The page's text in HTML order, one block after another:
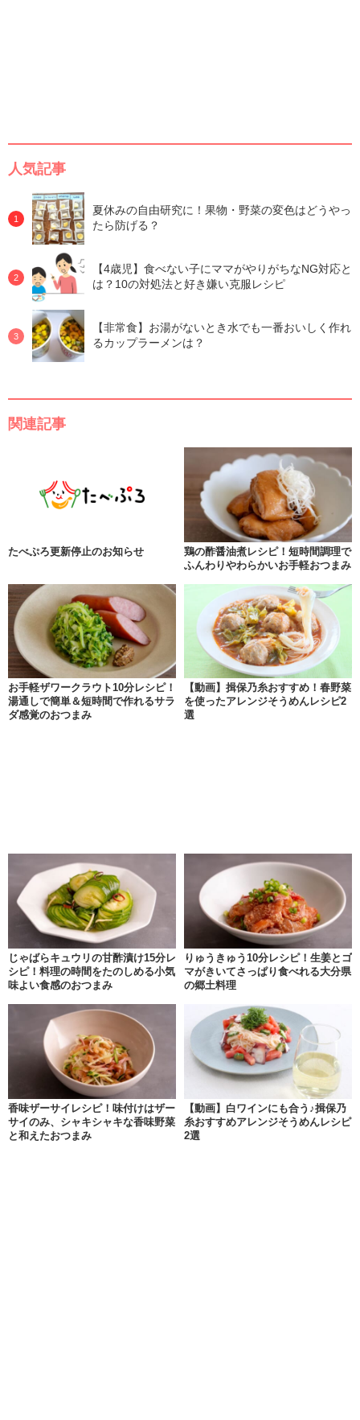
人気記事
夏休みの自由研究に！果物・野菜の変色はどうやっ
たら防げる？
【4歳児】食べない子にママがやりがちなNG対応と
は？10の対処法と好き嫌い克服レシピ
【非常食】お湯がないとき水でも一番おいしく作れ
るカップラーメンは？
関連記事
たべぷろ更新停止のお知らせ
鶏の酢醤油煮レシピ！短時間調理で
ふんわりやわらかいお手軽おつまみ
お手軽ザワークラウト10分レシピ！
湯通しで簡単＆短時間で作れるサラ
ダ感覚のおつまみ
【動画】揖保乃糸おすすめ！春野菜
を使ったアレンジそうめんレシピ2
選
じゃばらキュウリの甘酢漬け15分レ
シピ！料理の時間をたのしめる小気
味よい食感のおつまみ
りゅうきゅう10分レシピ！生姜とゴ
マがきいてさっぱり食べれる大分県
の郷土料理
香味ザーサイレシピ！味付けはザー
サイのみ、シャキシャキな香味野菜
と和えたおつまみ
【動画】白ワインにも合う♪揖保乃
糸おすすめアレンジそうめんレシピ
2選